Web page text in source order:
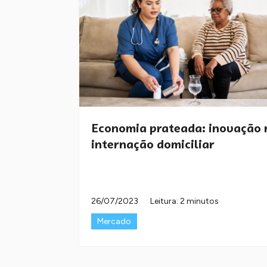
Economia prateada: inovação
internação domiciliar
26/07/2023
Leitura: 2 minutos
Mercado